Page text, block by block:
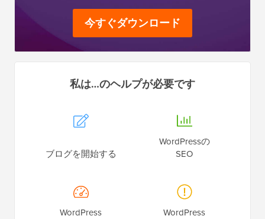
今すぐダウンロード
私は…のヘルプが必要です
ブログを開始する
WordPressの
SEO
WordPress
WordPress